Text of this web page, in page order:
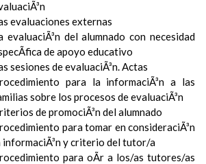
evaluaciones externas
evaluaciÃ³n del alumnado con necesidad
de apoyo educativo
sesiones de evaluaciÃ³n. Actas
para la informaciÃ³n a las
sobre los procesos de evaluaciÃ³n
de promociÃ³n del alumnado
para tomar en consideraciÃ³n
informaciÃ³n y criterio del tutor/a
para oÃ­r a los/as tutores/as